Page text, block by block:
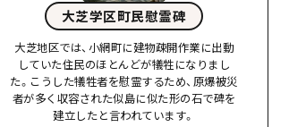
大芝学区町民慰霊碑
大芝地区では、小網町に建物疎開作業に出動
していた住民のほとんどが犠牲になりまし
た。こうした犠牲者を慰霊するため、原爆被災
者が多く収容された似島に似た形の石で碑を
建立したと言われています。